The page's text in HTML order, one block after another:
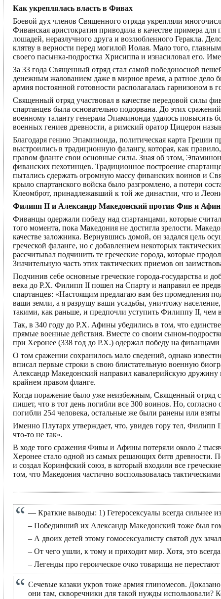
Как укреплялась власть в Фивах
Боевой дух членов Священного отряда укрепляли
Фиванская аристократия приводила в качестве примера
лошадей, неразлучного друга и возлюбленного Геракла.
клятву в верности перед могилой Иолая. Мало того,
своего пасынка-подростка Хрисиппа и изнасиловал его.
За 33 года Священный отряд стал самой победоносной
денежным жалованием даже в мирное время, а ратное дело
армия постоянной готовности располагалась гарнизоном в
Священный отряд участвовал в качестве передовой силы
спартанцев была основательно подорвана. До этих
военному таланту генерала Эпаминонда удалось повысить
военных гениев древности, а римский оратор Цицерон
Благодаря гению Эпаминонда, политическая карта Греции
выстроились в традиционную фалангу, которая, как
правом фланге свои основные силы. Зная об этом,
фиванских пехотинцев. Традиционное построение
пытались сдержать огромную массу фиванских воинов и
крыло спартанского войска было разгромлено, а потери
Клеомброт, принадлежавший к той же династии, что и
Филипп II и Александр Македонский против Фив и Афин
Фиванцы одержали победу над спартанцами, которые
того момента, пока Македония не достигла зрелости.
качестве заложника. Вернувшись домой, он задался цель
греческой фаланге, но с добавлением некоторых
рассчитывал подчинить те греческие города, которые
Значительную часть этих тактических приемов он
Подчинив се6е основные греческие города-государства и
века до Р.Х. Филипп II пошел на Спарту и направил ее
спартанцев: «Настоящим предлагаю вам без промедления
ваши земли, а я разрушу ваши усадьбы, уничтожу
такими, как раньше, и предпочли уступить Филиппу II, чем
Так, в 340 году до Р.Х. Афины убедились в том, что
прямые военные действия. Вместе со своим сыном-
при Херонее (338 год до Р.Х.) одержал победу на
О том сражении сохранилось мало сведений, однако
вписал первые строки в свою блистательную военную
Александр Македонский направил кавалерийскую дружину
крайнем правом фланге.
Когда поражение было уже неизбежным, Священный отряд
пишет, что в тот день погибли все 300 воинов. Но,
погибли 254 человека, остальные же были ранены или
Именно Плутарх утверждает, что, увидев гору тел, Филипп
что-то не так».
В ходе того сражения Фивы и Афины потеряли около 2
Херонее стало одной из самых решающих битв древности.
и создал Коринфский союз, в который входили все
том, что Македония частично воспользовалась
— Краткие выводы: 1) Гетеросексуалы всегда сильнее
– Победивший их Александр Македонский тоже был
– А двоих детей этому гомосексуалисту святой дух
– От чего ушли, к тому и приходит мир. Хотя, это
– Легенды про героическое очко товарища не
Сечевые казаки укров тоже армия глиномесов.
они там, скворечники для такой нужды использовали?